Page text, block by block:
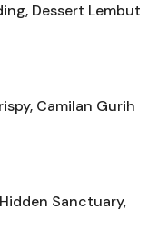
Dessert Lembut
Camilan Gurih
Sanctuary,